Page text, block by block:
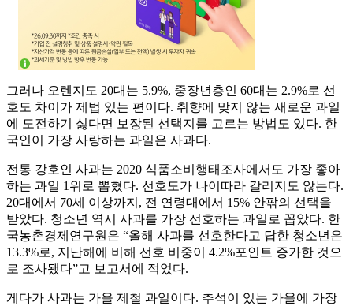
그러나 오렌지도 20대는 5.9%, 중장년층인 60대는 2.9%로 선
호도 차이가 제법 있는 편이다. 취향에 맞지 않는 새로운 과일
에 도전하기 싫다면 보장된 선택지를 고르는 방법도 있다. 한
국인이 가장 사랑하는 과일은 사과다.
전통 강호인 사과는 2020 식품소비행태조사에서도 가장 좋아
하는 과일 1위로 뽑혔다. 선호도가 나이따라 갈리지도 않는다.
20대에서 70세 이상까지, 전 연령대에서 15% 안팎의 선택을
받았다. 청소년 역시 사과를 가장 선호하는 과일로 꼽았다. 한
국농촌경제연구원은 “올해 사과를 선호한다고 답한 청소년은
13.3%로, 지난해에 비해 선호 비중이 4.2%포인트 증가한 것으
로 조사됐다”고 보고서에 적었다.
게다가 사과는 가을 제철 과일이다. 추석이 있는 가을에 가장